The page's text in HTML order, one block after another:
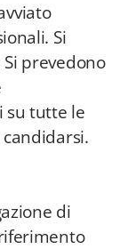
Si
prevedono
su tutte le
di